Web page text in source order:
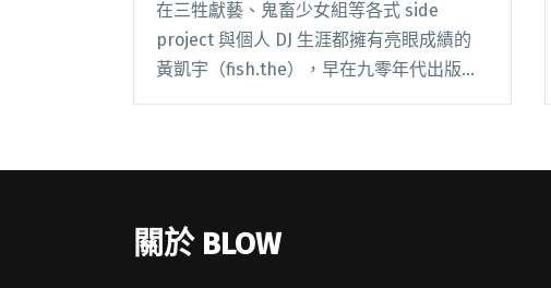
在三牲獻藝、鬼畜少女組等各式 side
project 與個人 DJ 生涯都擁有亮眼成績的
黃凱宇（fish.the），早在九零年代出版電
關於 BLOW